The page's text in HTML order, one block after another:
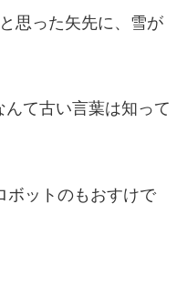
思った矢先に、雪が
て古い言葉は知って
ボットのもおすけで